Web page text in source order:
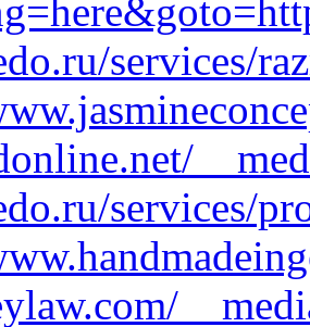
services/
services/